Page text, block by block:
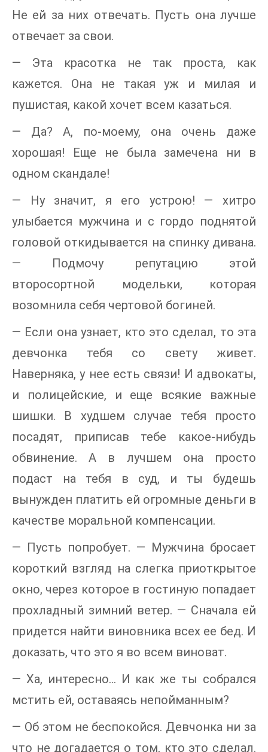
Не ей за них отвечать. Пусть она лучше
отвечает за свои.
— Эта красотка не так проста, как
кажется. Она не такая уж и милая и
пушистая, какой хочет всем казаться.
— Да? А, по-моему, она очень даже
хорошая! Еще не была замечена ни в
одном скандале!
— Ну значит, я его устрою! — хитро
улыбается мужчина и с гордо поднятой
головой откидывается на спинку дивана.
— Подмочу репутацию этой
второсортной модельки, которая
возомнила себя чертовой богиней.
— Если она узнает, кто это сделал, то эта
девчонка тебя со свету живет.
Наверняка, у нее есть связи! И адвокаты,
и полицейские, и еще всякие важные
шишки. В худшем случае тебя просто
посадят, приписав тебе какое-нибудь
обвинение. А в лучшем она просто
подаст на тебя в суд, и ты будешь
вынужден платить ей огромные деньги в
качестве моральной компенсации.
— Пусть попробует. — Мужчина бросает
короткий взгляд на слегка приоткрытое
окно, через которое в гостиную попадает
прохладный зимний ветер. — Сначала ей
придется найти виновника всех ее бед. И
доказать, что это я во всем виноват.
— Ха, интересно… И как же ты собрался
мстить ей, оставаясь непойманным?
— Об этом не беспокойся. Девчонка ни за
что не догадается о том, кто это сделал.